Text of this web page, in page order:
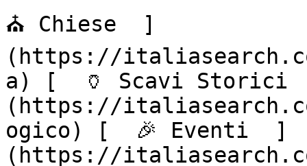
⛪ Chiese  ]
(https://
a) [  🏺 Scavi Storici
(https://
ogico) [  🎉 Eventi  ]
(https://